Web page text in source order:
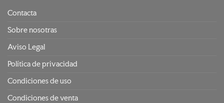
Contacta
Sobre nosotras
Aviso Legal
Política de privacidad
Condiciones de uso
Condiciones de venta